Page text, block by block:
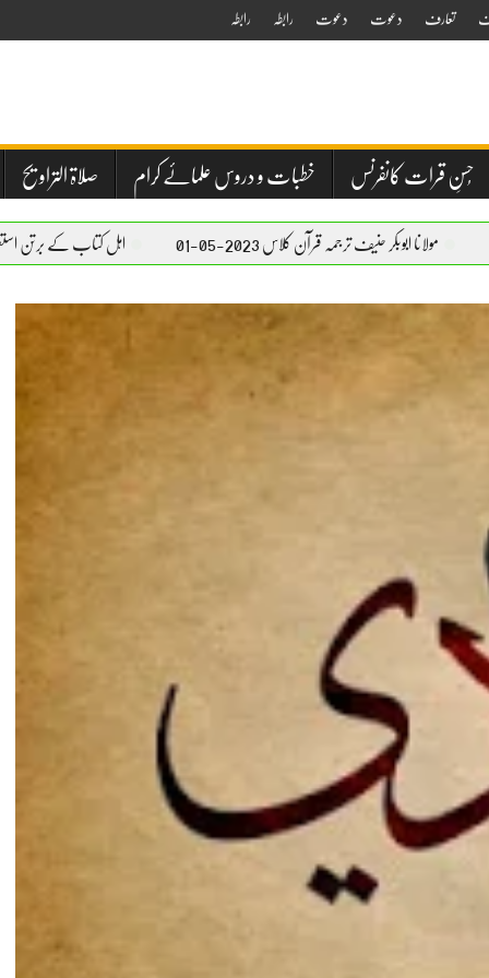
تعارف دعوت دعوت رابطہ رابطہ
حُسنِ قرات کانفرنس خطبات و دروس علمائے کرام صلاۃ التراویح
حنیف ترجمہ قرآن کلاس 2023-05-01 اہل کتاب کے برتن استعمال کرنے کا بیان –